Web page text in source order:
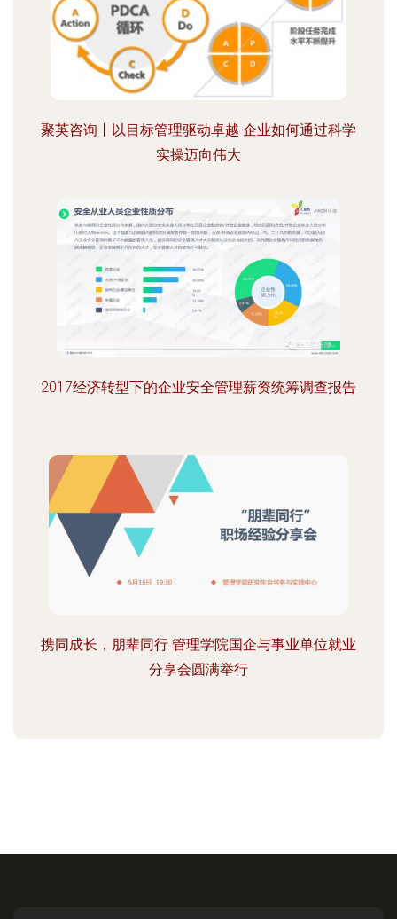
聚英咨询丨以目标管理驱动卓越 企业如何通过科学
实操迈向伟大
2017经济转型下的企业安全管理薪资统筹调查报告
携同成长，朋辈同行 管理学院国企与事业单位就业
分享会圆满举行